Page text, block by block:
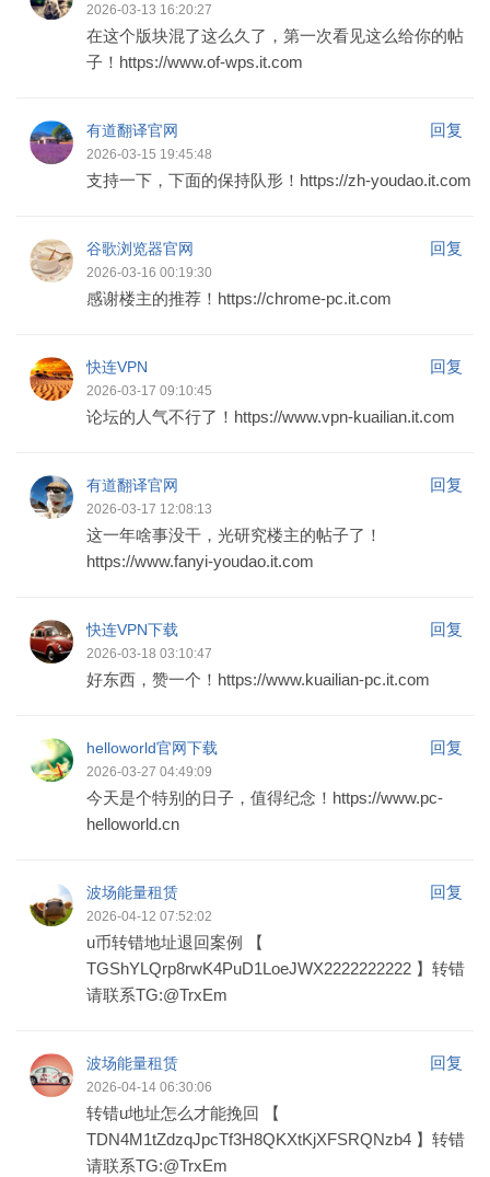
2026-03-13 16:20:27
在这个版块混了这么久了，第一次看见这么给你的帖
子！https://www.of-wps.it.com
有道翻译官网 回复
2026-03-15 19:45:48
支持一下，下面的保持队形！https://zh-youdao.it.com
谷歌浏览器官网 回复
2026-03-16 00:19:30
感谢楼主的推荐！https://chrome-pc.it.com
快连VPN 回复
2026-03-17 09:10:45
论坛的人气不行了！https://www.vpn-kuailian.it.com
有道翻译官网 回复
2026-03-17 12:08:13
这一年啥事没干，光研究楼主的帖子了！
https://www.fanyi-youdao.it.com
快连VPN下载 回复
2026-03-18 03:10:47
好东西，赞一个！https://www.kuailian-pc.it.com
helloworld官网下载 回复
2026-03-27 04:49:09
今天是个特别的日子，值得纪念！https://www.pc-
helloworld.cn
波场能量租赁 回复
2026-04-12 07:52:02
u币转错地址退回案例 【
TGShYLQrp8rwK4PuD1LoeJWX2222222222 】转错
请联系TG:@TrxEm
波场能量租赁 回复
2026-04-14 06:30:06
转错u地址怎么才能挽回 【
TDN4M1tZdzqJpcTf3H8QKXtKjXFSRQNzb4 】转错
请联系TG:@TrxEm